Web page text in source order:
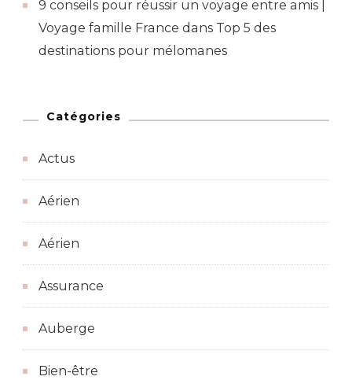
9 conseils pour réussir un voyage entre amis |
Voyage famille France dans Top 5 des
destinations pour mélomanes
Catégories
Actus
Aérien
Aérien
Assurance
Auberge
Bien-être